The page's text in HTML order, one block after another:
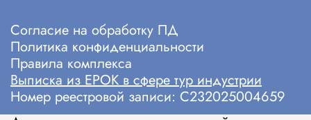
Cогласие на обработку ПД
Политика конфиденциальности
Правила комплекса
Выписка из ЕРОК в сфере тур индустрии
Номер реестровой записи: С232025004659